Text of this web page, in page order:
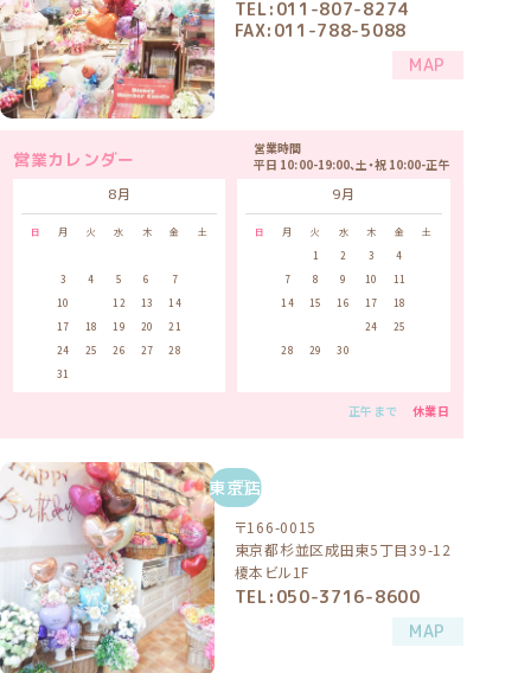
TEL:011-807-8274
FAX:011-788-5088
MAP
営業カレンダー
営業時間
平日 10:00-19:00、土・祝 10:00-正午
8月
日 月 火 水 木 金
土
3 4 5 6 7
10 12 13 14
17 18 19 20 21
24 25 26 27 28
31
9月
日 月 火 水 木 金
土
1
2 3 4
7 8 9 10 11
14 15 16 17 18
24 25
28 29 30
正午まで 休業日
東京店
〒166-0015
東京都杉並区成田東5丁目39-12
榎本ビル1F
TEL:050-3716-8600
MAP